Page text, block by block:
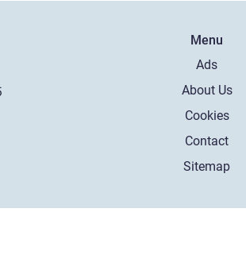
Menu
Ads
About Us
Cookies
Contact
Sitemap